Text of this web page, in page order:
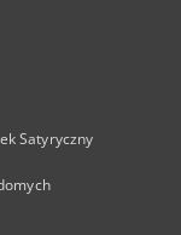
Satyryczny